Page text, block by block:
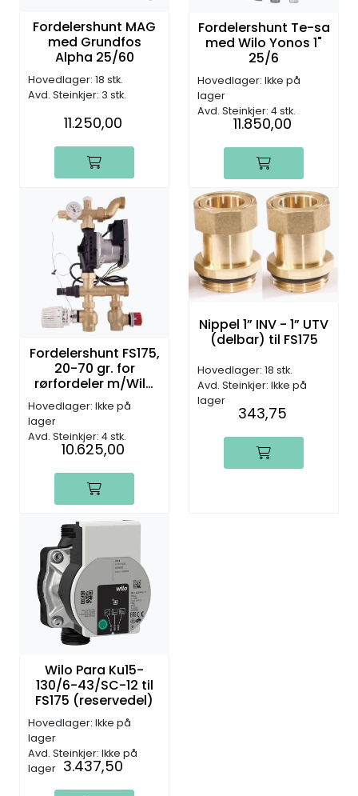
Fordelershunt MAG
med Grundfos
Alpha 25/60
Hovedlager: 18 stk.
Avd. Steinkjer: 3 stk.
11.250,00
Fordelershunt Te-sa
med Wilo Yonos 1"
25/6
Hovedlager: Ikke på
lager
Avd. Steinkjer: 4 stk.
11.850,00
Fordelershunt FS175,
20-70 gr. for
rørfordeler m/Wilo
15/70
sirkulasjonspumpe
Hovedlager: Ikke på
lager
Avd. Steinkjer: 4 stk.
10.625,00
Nippel 1” INV - 1” UTV
(delbar) til FS175
Hovedlager: 18 stk.
Avd. Steinkjer: Ikke på
lager
343,75
Wilo Para Ku15-
130/6-43/SC-12 til
FS175 (reservedel)
Hovedlager: Ikke på
lager
Avd. Steinkjer: Ikke på
lager 3.437,50